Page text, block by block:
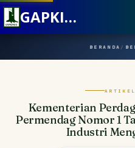
GAPKINDO
BERANDA /
Kementerian
Permendag Nomor 1
Industri